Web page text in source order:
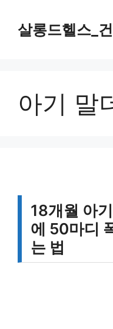
살롱드헬스_
아기 말
18개월 아
에 50마디
는 법